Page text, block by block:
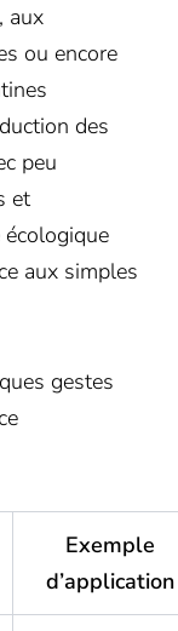
aux
ou encore
des
peu
et
aux simples
gestes
Exemple
d’application